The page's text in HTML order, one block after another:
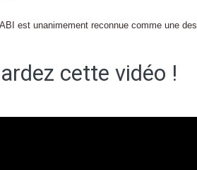
est unanimement reconnue comme une
cette vidéo !